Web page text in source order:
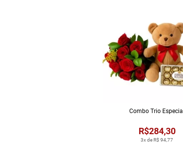
3x de R$ 94,77
R$284,30
Combo Trio Especial